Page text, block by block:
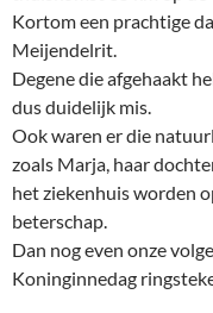
Kortom een prachtige
Meijendelrit.
Degene die afgehaakt
dus duidelijk mis.
Ook waren er die
zoals Marja, haar
het ziekenhuis worden
beterschap.
Dan nog even onze
Koninginnedag